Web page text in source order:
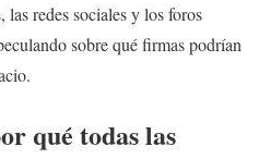
las redes sociales y los foros
sobre qué firmas podrían
qué todas las